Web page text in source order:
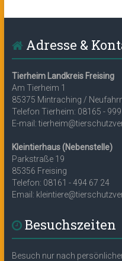
Adresse &
Tierheim Landkreis Freising
Am Tierheim 1
85375 Mintraching /
Telefon Tierheim: 08165 -
E-mail:
Kleintierhaus (Nebenstelle)
Parkstraße 19
85356 Freising
Telefon: 08161 - 494 67 24
Email:
Besuchszeiten
Besuch nur nach